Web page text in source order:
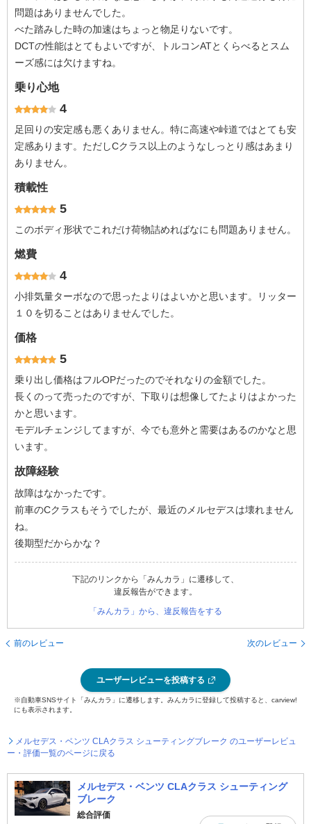
問題はありませんでした。
べた踏みした時の加速はちょっと物足りないです。
DCTの性能はとてもよいですが、トルコンATとくらべるとスム
ーズ感には欠けますね。
乗り心地
4
足回りの安定感も悪くありません。特に高速や峠道ではとても安
定感あります。ただしCクラス以上のようなしっとり感はあまり
ありません。
積載性
5
このボディ形状でこれだけ荷物詰めればなにも問題ありません。
燃費
4
小排気量ターボなので思ったよりはよいかと思います。リッター
１０を切ることはありませんでした。
価格
5
乗り出し価格はフルOPだったのでそれなりの金額でした。
長くのって売ったのですが、下取りは想像してたよりはよかった
かと思います。
モデルチェンジしてますが、今でも意外と需要はあるのかなと思
います。
故障経験
故障はなかったです。
前車のCクラスもそうでしたが、最近のメルセデスは壊れません
ね。
後期型だからかな？
下記のリンクから「みんカラ」に遷移して、
違反報告ができます。
「みんカラ」から、違反報告をする
前のレビュー 次のレビュー
ユーザーレビューを投稿する
※自動車SNSサイト「みんカラ」に遷移します。みんカラに登録して投稿すると、carview!
にも表示されます。
メルセデス・ベンツ CLAクラス シューティングブレーク のユーザーレビュ
ー・評価一覧のページに戻る
メルセデス・ベンツ CLAクラス シューティング
ブレーク
総合評価